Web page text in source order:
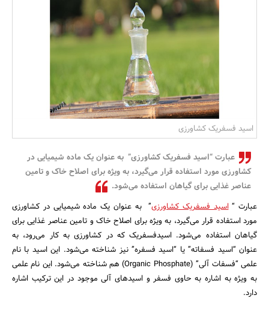
بانک، بیمه و سرمایه
مسکن و ساختمان
اسید فسفریک کشاورزی
عبارت “اسید فسفریک کشاورزی” به عنوان یک ماده شیمیایی در
کشاورزی مورد استفاده قرار می‌گیرد، به ویژه برای اصلاح خاک و تامین
عناصر غذایی برای گیاهان استفاده می‌شود.
عبارت “اسید فسفریک کشاورزی” به عنوان یک ماده شیمیایی در کشاورزی
مورد استفاده قرار می‌گیرد، به ویژه برای اصلاح خاک و تامین عناصر غذایی برای
گیاهان استفاده می‌شود. اسیدفسفریک که در کشاورزی به کار می‌رود، به
عنوان “اسید فسفاته” یا “اسید فسفره” نیز شناخته می‌شود. این اسید با نام
علمی “فسفات آلی” (Organic Phosphate) هم شناخته می‌شود. این نام علمی
به ویژه به اشاره به حاوی فسفر و اسیدهای آلی موجود در این ترکیب اشاره
دارد.